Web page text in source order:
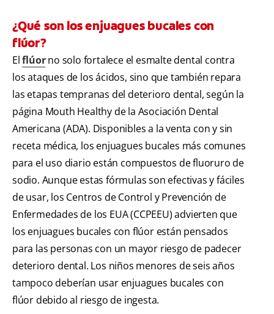
¿Qué son los enjuagues bucales con
flúor?
Elflúorno solo fortalece el esmalte dental contra
los ataques de los ácidos, sino que también repara
las etapas tempranas del deterioro dental, según la
página Mouth Healthy de la Asociación Dental
Americana (ADA). Disponibles a la venta con y sin
receta médica, los enjuagues bucales más comunes
para el uso diario están compuestos de fluoruro de
sodio. Aunque estas fórmulas son efectivas y fáciles
de usar, los Centros de Control y Prevención de
Enfermedades de los EUA (CCPEEU) advierten que
los enjuagues bucales con flúor están pensados
para las personas con un mayor riesgo de padecer
deterioro dental. Los niños menores de seis años
tampoco deberían usar enjuagues bucales con
flúor debido al riesgo de ingesta.